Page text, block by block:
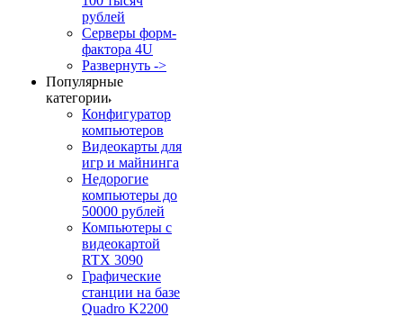
рублей
Серверы форм-
фактора 4U
Развернуть ->
Популярные
категории
Конфигуратор
компьютеров
Видеокарты для
игр и майнинга
Недорогие
компьютеры до
50000 рублей
Компьютеры с
видеокартой
RTX 3090
Графические
станции на базе
Quadro K2200